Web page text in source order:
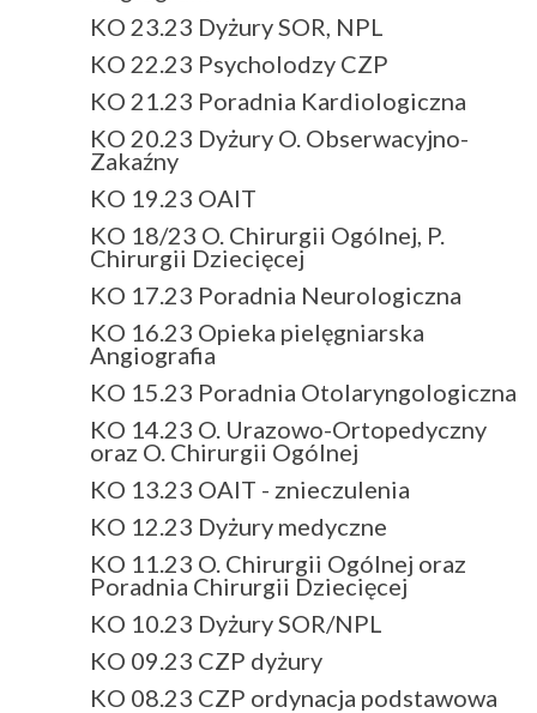
KO 23.23 Dyżury SOR, NPL
KO 22.23 Psycholodzy CZP
KO 21.23 Poradnia Kardiologiczna
KO 20.23 Dyżury O. Obserwacyjno-
Zakaźny
KO 19.23 OAIT
KO 18/23 O. Chirurgii Ogólnej, P.
Chirurgii Dziecięcej
KO 17.23 Poradnia Neurologiczna
KO 16.23 Opieka pielęgniarska
Angiografia
KO 15.23 Poradnia Otolaryngologiczna
KO 14.23 O. Urazowo-Ortopedyczny
oraz O. Chirurgii Ogólnej
KO 13.23 OAIT - znieczulenia
KO 12.23 Dyżury medyczne
KO 11.23 O. Chirurgii Ogólnej oraz
Poradnia Chirurgii Dziecięcej
KO 10.23 Dyżury SOR/NPL
KO 09.23 CZP dyżury
KO 08.23 CZP ordynacja podstawowa